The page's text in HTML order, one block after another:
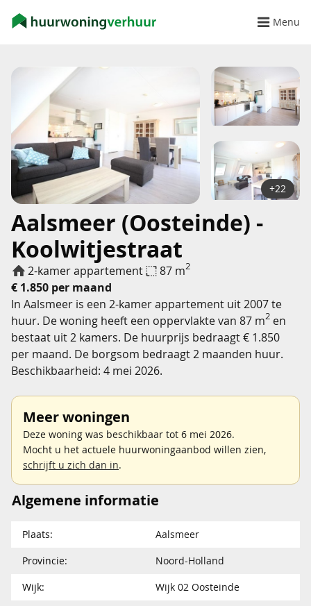
Menu
Aalsmeer (Oosteinde) -
Koolwitjestraat
2-kamer appartement 87 m2
€ 1.850 per maand
+22
In Aalsmeer is een 2-kamer appartement uit 2007 te
huur. De woning heeft een oppervlakte van 87 m2 en
bestaat uit 2 kamers. De huurprijs bedraagt € 1.850
per maand. De borgsom bedraagt 2 maanden huur.
Beschikbaarheid: 4 mei 2026.
Meer woningen
Deze woning was beschikbaar tot 6 mei 2026.
Mocht u het actuele huurwoningaanbod willen zien,
schrijft u zich dan in.
Algemene informatie
Plaats:
Aalsmeer
Provincie:
Noord-Holland
Wijk:
Wijk 02 Oosteinde